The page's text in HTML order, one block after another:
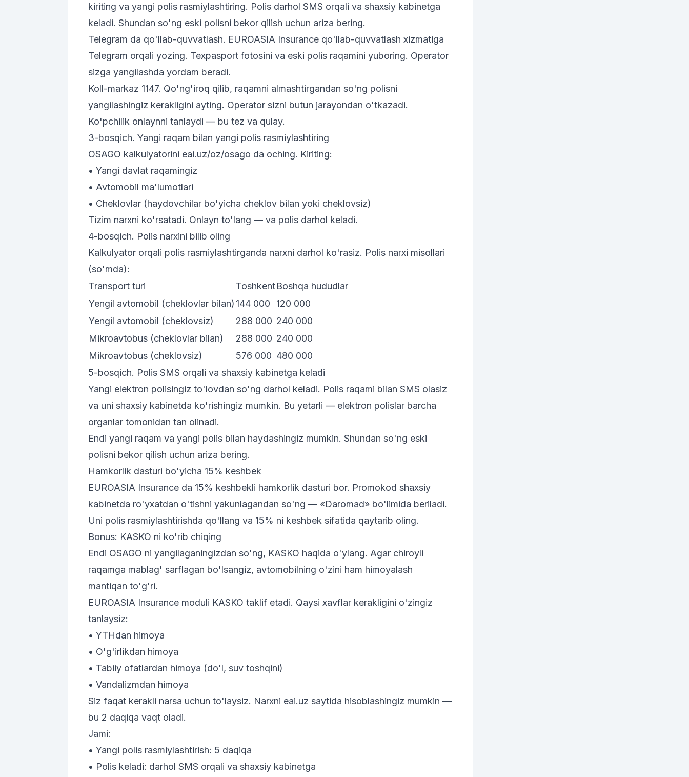
kiriting va yangi polis rasmiylashtiring. Polis darhol SMS orqali va shaxsiy kabinetga
keladi. Shundan so'ng eski polisni bekor qilish uchun ariza bering.
Telegram da qo'llab-quvvatlash. EUROASIA Insurance qo'llab-quvvatlash xizmatiga
Telegram orqali yozing. Texpasport fotosini va eski polis raqamini yuboring. Operator
sizga yangilashda yordam beradi.
Koll-markaz 1147. Qo'ng'iroq qilib, raqamni almashtirgandan so'ng polisni
yangilashingiz kerakligini ayting. Operator sizni butun jarayondan o'tkazadi.
Ko'pchilik onlaynni tanlaydi — bu tez va qulay.
3-bosqich. Yangi raqam bilan yangi polis rasmiylashtiring
OSAGO kalkulyatorini eai.uz/oz/osago da oching. Kiriting:
• Yangi davlat raqamingiz
• Avtomobil ma'lumotlari
• Cheklovlar (haydovchilar bo'yicha cheklov bilan yoki cheklovsiz)
Tizim narxni ko'rsatadi. Onlayn to'lang — va polis darhol keladi.
4-bosqich. Polis narxini bilib oling
Kalkulyator orqali polis rasmiylashtirganda narxni darhol ko'rasiz. Polis narxi misollari
(so'mda):
Transport turi
ToshkentBoshqa hududlar
Yengil avtomobil (cheklovlar bilan) 144 000
120 000
Yengil avtomobil (cheklovsiz)
288 000 240 000
Mikroavtobus (cheklovlar bilan)
288 000 240 000
Mikroavtobus (cheklovsiz)
576 000 480 000
5-bosqich. Polis SMS orqali va shaxsiy kabinetga keladi
Yangi elektron polisingiz to'lovdan so'ng darhol keladi. Polis raqami bilan SMS olasiz
va uni shaxsiy kabinetda ko'rishingiz mumkin. Bu yetarli — elektron polislar barcha
organlar tomonidan tan olinadi.
Endi yangi raqam va yangi polis bilan haydashingiz mumkin. Shundan so'ng eski
polisni bekor qilish uchun ariza bering.
Hamkorlik dasturi bo'yicha 15% keshbek
EUROASIA Insurance da 15% keshbekli hamkorlik dasturi bor. Promokod shaxsiy
kabinetda ro'yxatdan o'tishni yakunlagandan so'ng — «Daromad» bo'limida beriladi.
Uni polis rasmiylashtirishda qo'llang va 15% ni keshbek sifatida qaytarib oling.
Bonus: KASKO ni ko'rib chiqing
Endi OSAGO ni yangilaganingizdan so'ng, KASKO haqida o'ylang. Agar chiroyli
raqamga mablag' sarflagan bo'lsangiz, avtomobilning o'zini ham himoyalash
mantiqan to'g'ri.
EUROASIA Insurance moduli KASKO taklif etadi. Qaysi xavflar kerakligini o'zingiz
tanlaysiz:
• YTHdan himoya
• O'g'irlikdan himoya
• Tabiiy ofatlardan himoya (do'l, suv toshqini)
• Vandalizmdan himoya
Siz faqat kerakli narsa uchun to'laysiz. Narxni eai.uz saytida hisoblashingiz mumkin —
bu 2 daqiqa vaqt oladi.
Jami:
• Yangi polis rasmiylashtirish: 5 daqiqa
• Polis keladi: darhol SMS orqali va shaxsiy kabinetga